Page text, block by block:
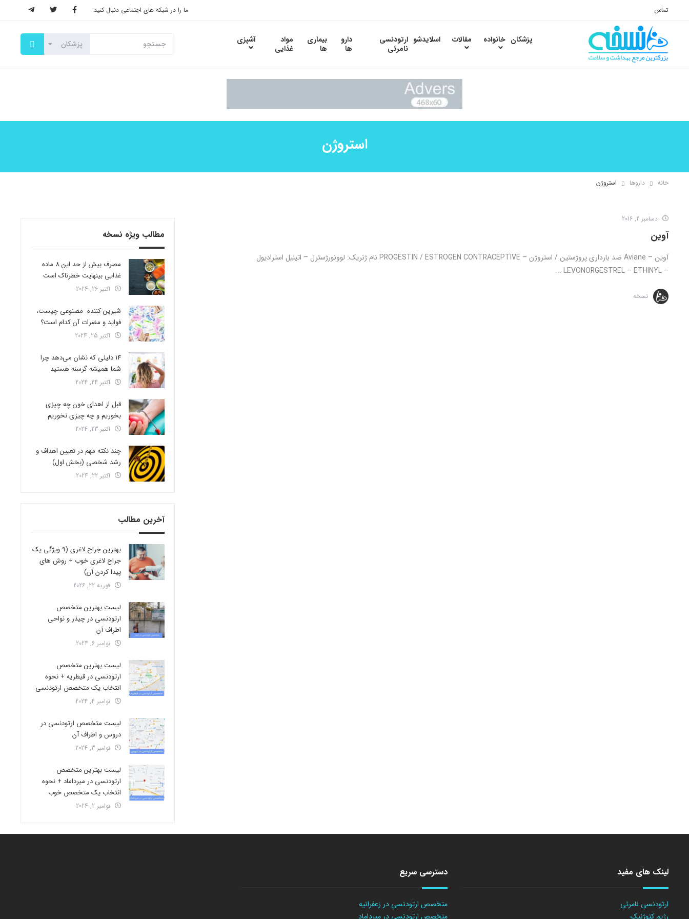
تماس ما را در شبکه های اجتماعی دنبال کنید:
پزشکان خانواده مقالات اسلایدشو ارتودنسی
نامرئی
دارو
ها
بیماری
ها
مواد
غذایی
آشپزی
استروژن
خانه داروها استروژن
دسامبر 2, 2016
آوین
آوین – Aviane ضد بارداری پروژستین / استروژن – PROGESTIN / ESTROGEN CONTRACEPTIVE نام ژنریک: لوونورژسترل – اتینیل استرادیول
– LEVONORGESTREL – ETHINYL ...
نسخه
مطالب ویژه نسخه
مصرف بیش از حد این 8 ماده
غذایی بینهایت خطرناک است
اکتبر 26, 2024
شیرین کننده مصنوعی چیست،
فواید و مضرات آن کدام است؟
اکتبر 25, 2024
14 دلیلی که نشان می‌دهد چرا
شما همیشه گرسنه هستید
اکتبر 24, 2024
قبل از اهدای خون چه چیزی
بخوریم و چه چیزی نخوریم
اکتبر 23, 2024
چند نکته مهم در تعیین اهداف و
رشد شخصی (بخش اول)
اکتبر 22, 2024
آخرین مطالب
بهترین جراح لاغری (9 ویژگی یک
جراح لاغری خوب + روش های
پیدا کردن آن)
فوریه 22, 2026
لیست بهترین متخصص
ارتودنسی در چیذر و نواحی
اطراف آن
نوامبر 6, 2024
لیست بهترین متخصص
ارتودنسی در قیطریه + نحوه
انتخاب یک متخصص ارتودنسی
نوامبر 4, 2024
لیست متخصص ارتودنسی در
دروس و اطراف آن
نوامبر 3, 2024
لیست بهترین متخصص
ارتودنسی در میرداماد + نحوه
انتخاب یک متخصص خوب
نوامبر 2, 2024
لینک های مفید
ارتودنسی نامرئی
رژیم کتوژنیک
دسترسی سریع
متخصص ارتودنسی در زعفرانیه
متخصص ارتودنسی در میرداماد